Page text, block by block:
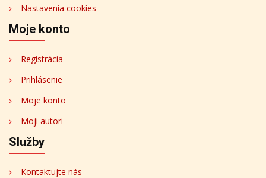
Nastavenia cookies
Moje konto
Registrácia
Prihlásenie
Moje konto
Moji autori
Služby
Kontaktujte nás